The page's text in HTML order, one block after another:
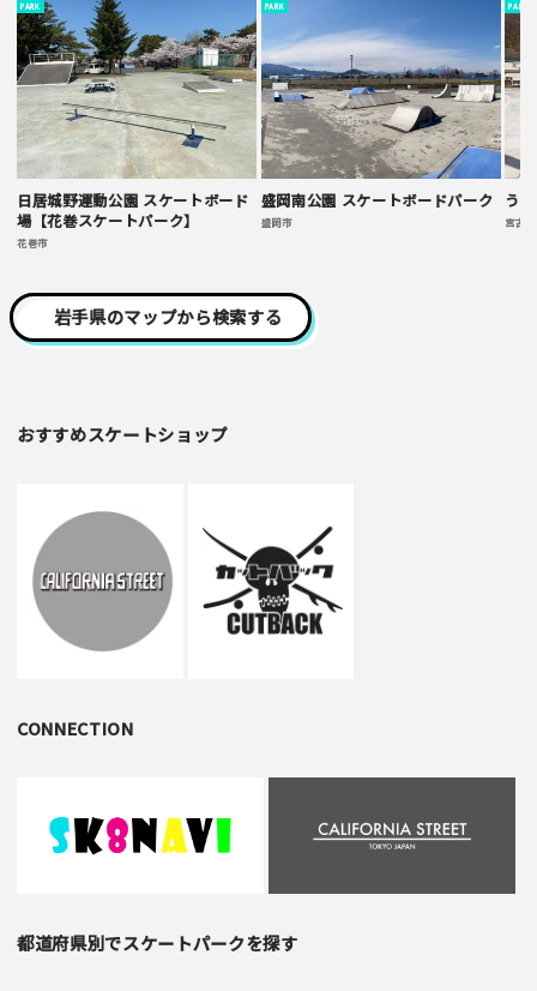
PARK
日居城野運動公園 スケートボード
場【花巻スケートパーク】
花巻市
PARK
盛岡南公園 スケートボードパーク
盛岡市
PARK
う
宮古市
岩手県のマップから検索する
おすすめスケートショップ
CONNECTION
都道府県別でスケートパークを探す